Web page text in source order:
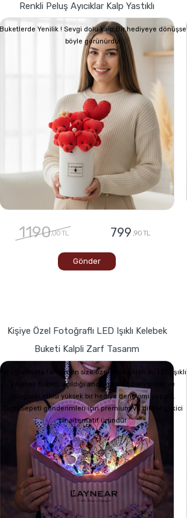
Renkli Peluş Ayıcıklar Kalp Yastıklı
Buketlerde Yenilik ! Sevgi dolu kalp,Bir hediyeye dönüşse
böyle görünürdü!
1190,00 TL 799 ,90 TL
Gönder
Kişiye Özel Fotoğraflı LED Işıklı Kelebek
Buketi Kalpli Zarf Tasarım
Fotoğrafınızla tamamen size özel hale gelen bu LED ışıklı
kelebek buketi, açıldığı anda görsel şölen sunar ve
duygusal etkisi yüksek bir hediye deneyimi yaşatır.
ÇiçekSepeti gönderimleri için premium ve dikkat çekici
bir alternatif üründür